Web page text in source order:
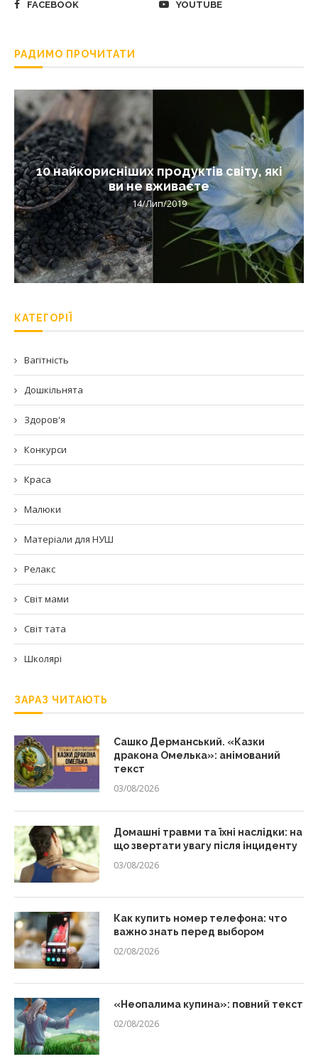
FACEBOOK YOUTUBE
РАДИМО ПРОЧИТАТИ
10 найкорисніших продуктів світу, які
ви не вживаєте
14/Лип/2019
КАТЕГОРІЇ
Вагітність
Дошкільнята
Здоров'я
Конкурси
Краса
Малюки
Матеріали для НУШ
Релакс
Світ мами
Світ тата
Школярі
ЗАРАЗ ЧИТАЮТЬ
Сашко Дерманський. «Казки
дракона Омелька»: анімований
текст
03/08/2026
Домашні травми та їхні наслідки: на
що звертати увагу після інциденту
03/08/2026
Как купить номер телефона: что
важно знать перед выбором
02/08/2026
«Неопалима купина»: повний текст
02/08/2026